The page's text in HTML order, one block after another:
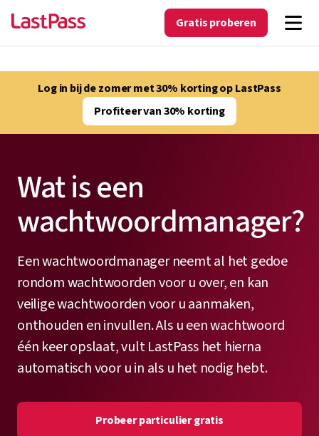
Gratis proberen
Log in bij de zomer met 30% korting op LastPass
Profiteer van 30% korting
Wat is een
wachtwoordmanager?
Een wachtwoordmanager neemt al het gedoe
rondom wachtwoorden voor u over, en kan
veilige wachtwoorden voor u aanmaken,
onthouden en invullen. Als u een wachtwoord
één keer opslaat, vult LastPass het hierna
automatisch voor u in als u het nodig hebt.
Probeer particulier gratis